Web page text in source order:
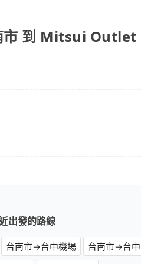
或加購兒童座椅。提醒您，
。 3) 搭乘寵物友善專車卻沒
市 到 Mitsui
出發的路線
台南市→台中機場 台南市→台